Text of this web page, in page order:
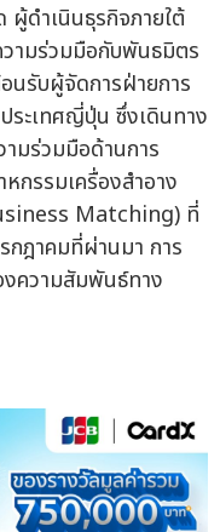
ผู้ดำเนินธุรกิจภายใต้
ามร่วมมือกับพันธมิตร
นรับผู้จัดการฝ่ายการ
ระเทศญี่ปุ่น ซึ่งเดินทาง
ามร่วมมือด้านการ
กรรมเครื่องสำอาง
Matching) ที่
กฎาคมที่ผ่านมา การ
งความสัมพันธ์ทาง